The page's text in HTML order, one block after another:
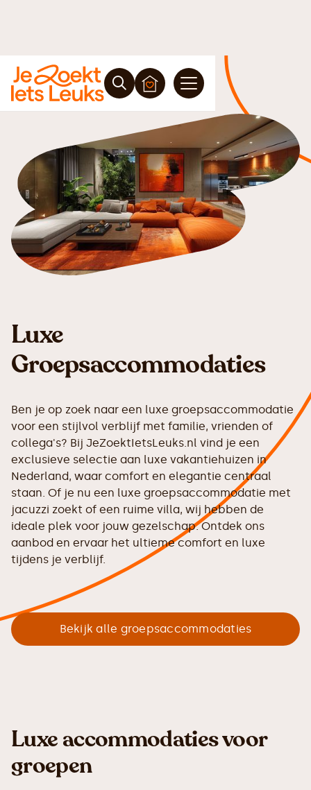
Luxe
Groepsaccommodaties
Ben je op zoek naar een luxe groepsaccommodatie
voor een stijlvol verblijf met familie, vrienden of
collega's? Bij JeZoektIetsLeuks.nl vind je een
exclusieve selectie aan luxe vakantiehuizen in
Nederland, waar comfort en elegantie centraal
staan. Of je nu een luxe groepsaccommodatie met
jacuzzi zoekt of een ruime villa, wij hebben de
ideale plek voor jouw gezelschap. Ontdek ons
aanbod en ervaar het ultieme comfort en luxe
tijdens je verblijf.
Bekijk alle groepsaccommodaties
Luxe accommodaties voor
groepen